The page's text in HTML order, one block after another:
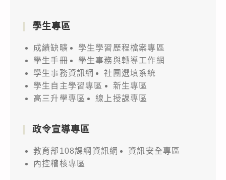
學生專區
成績缺曠
學生學習歷程檔案專區
學生手冊
學生事務與轉導工作網
學生事務資訊網
社團選填系統
學生自主學習專區
新生專區
高三升學專區
線上授課專區
政令宣導專區
教育部108課綱資訊網
資訊安全專區
內控稽核專區